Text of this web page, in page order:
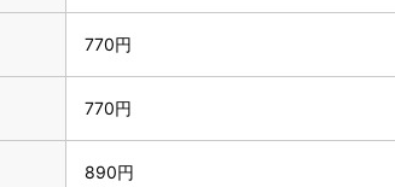
770円
770円
890円